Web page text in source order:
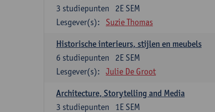
2E SEM
3 studiepunten
Lesgever(s):
Suzie Thomas
Historische interieurs, stijlen en meubels
2E SEM
6 studiepunten
Lesgever(s):
Julie De Groot
Architecture, Storytelling and Media
1E SEM
3 studiepunten